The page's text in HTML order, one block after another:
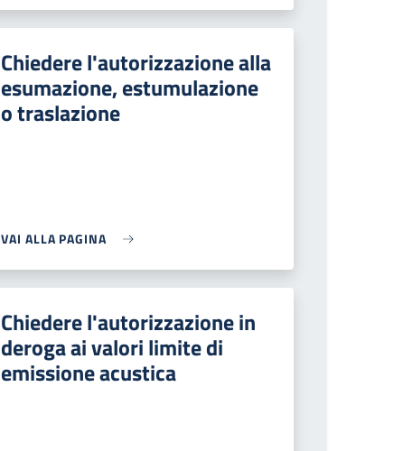
Chiedere l'autorizzazione alla
esumazione, estumulazione
o traslazione
VAI ALLA PAGINA
Chiedere l'autorizzazione in
deroga ai valori limite di
emissione acustica